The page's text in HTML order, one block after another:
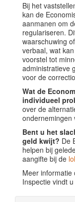
Bij het
kan de
aanmanen om
regulariseren.
waarschuwing
verbaal, wat
voorstel tot
administratieve
voor de
Wat de
individueel
over de
ondernemingen
Bent u het
geld kwijt? De
helpen bij
aangifte bij de
Meer informatie
Inspectie vindt